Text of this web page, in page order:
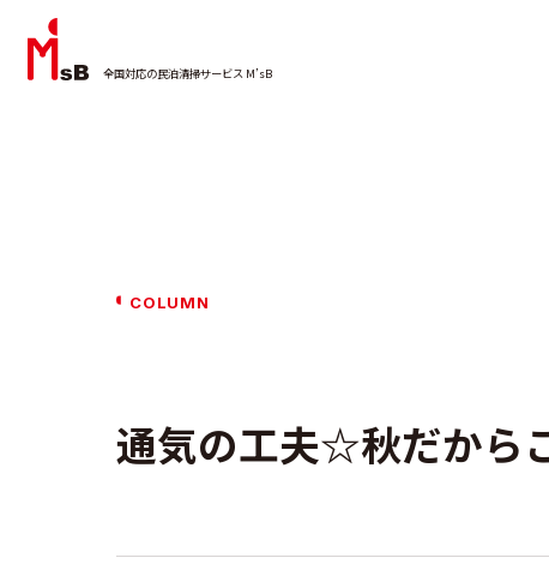
全国対応の民泊清掃サービス M’sB
COLUMN
通気の工夫☆秋だから